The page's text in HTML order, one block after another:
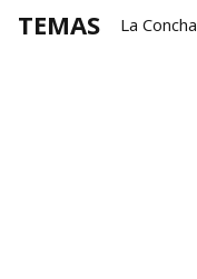
TEMAS La Concha